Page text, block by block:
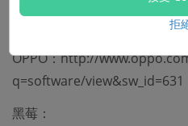
夏普：http://k-
OPPO：http://
q=software/view&sw_id=631
黑莓：
拒